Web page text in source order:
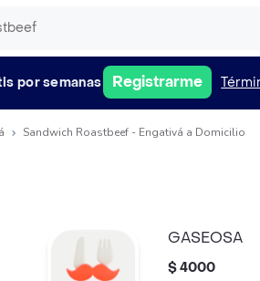
por semanas Registrarme
Sandwich Roastbeef - Engativá a Domicilio
GASEOSA
$ 4000